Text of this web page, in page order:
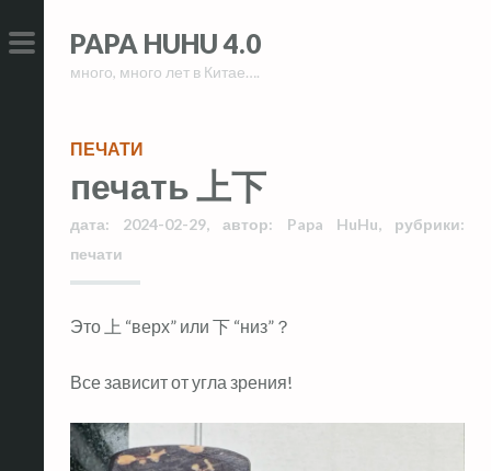
to
PRIMARY
to
PAPA HUHU 4.0
много, много лет в Китае….
ПЕЧАТИ
печать 上下
дата: 2024-02-29, автор: Papa HuHu,рубрики:
печати
Это 上 “верх” или 下 “низ”？
Все зависит от угла зрения!